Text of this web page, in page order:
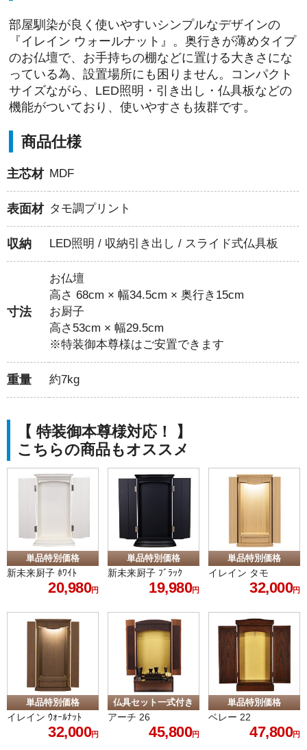
部屋馴染が良く使いやすいシンプルなデザインの
『イレイン ウォールナット』。奥行きが薄めタイプ
のお仏壇で、お手持ちの棚などに置ける大きさにな
っている為、設置場所にも困りません。コンパクト
サイズながら、LED照明・引き出し・仏具板などの
機能がついており、使いやすさも抜群です。
商品仕様
主芯材 MDF
表面材 タモ調プリント
収納 LED照明 / 収納引き出し / スライド式仏具板
寸法
お仏壇
高さ 68cm × 幅34.5cm × 奥行き15cm
お厨子
高さ53cm × 幅29.5cm
※特装御本尊様はご安置できます
重量 約7kg